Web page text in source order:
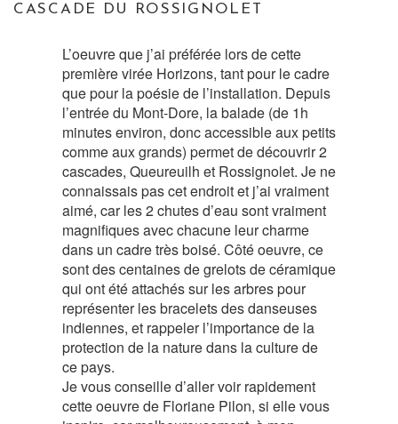
CASCADE DU ROSSIGNOLET
L’oeuvre que j’ai préférée lors de cette
première virée Horizons, tant pour le cadre
que pour la poésie de l’installation. Depuis
l’entrée du Mont-Dore, la balade (de 1h
minutes environ, donc accessible aux petits
comme aux grands) permet de découvrir 2
cascades, Queureuilh et Rossignolet. Je ne
connaissais pas cet endroit et j’ai vraiment
aimé, car les 2 chutes d’eau sont vraiment
magnifiques avec chacune leur charme
dans un cadre très boisé. Côté oeuvre, ce
sont des centaines de grelots de céramique
qui ont été attachés sur les arbres pour
représenter les bracelets des danseuses
indiennes, et rappeler l’importance de la
protection de la nature dans la culture de
ce pays.
Je vous conseille d’aller voir rapidement
cette oeuvre de Floriane Pilon, si elle vous